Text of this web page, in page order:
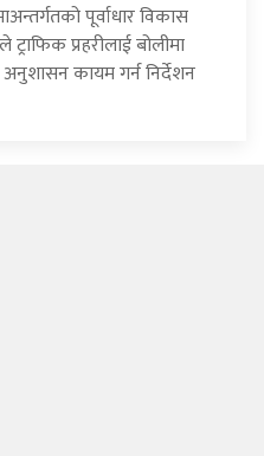
पूर्वाधार विकास
प्रहरीलाई बोलीमा
अनुशासन कायम गर्न निर्देशन